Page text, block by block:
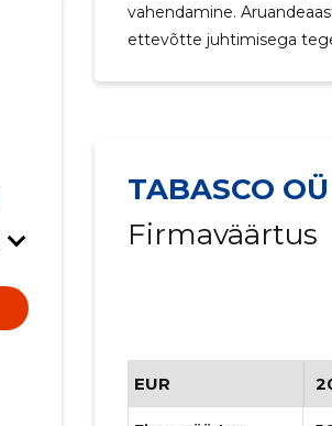
vahendamine.
ettevõtte juhtimisega
TABASCO OÜ
Firmaväärtus
EUR